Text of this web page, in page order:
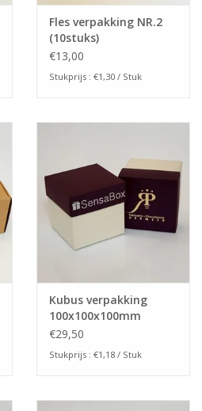
Fles verpakking NR.2
(10stuks)
€13,00
Stukprijs : €1,30 / Stuk
Kubus verpakking
100x100x100mm
(25stuks)
€29,50
Stukprijs : €1,18 / Stuk